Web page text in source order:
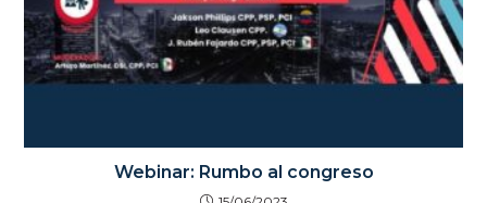
Webinar: Rumbo al congreso